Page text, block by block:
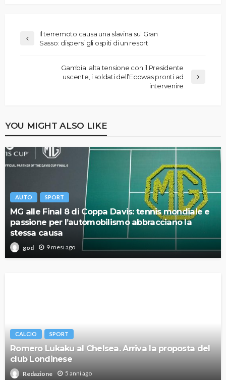
Il terremoto causa una slavina sul Gran
Sasso: dispersi gli ospiti di un resort
Gambia: alta tensione con il Presidente
uscente, i soldati dell’Ecowas pronti ad
intervenire
YOU MIGHT ALSO LIKE
AUTO SPORT
MG alle Final 8 di Coppa Davis: tennis mondiale e
passione per l’automobilismo abbracciano la
stessa causa
god 9 mesi ago
CALCIO SPORT
Romero Lukaku al Chelsea. Arriva la proposta del
club Londinese
Redazione 5 anni ago